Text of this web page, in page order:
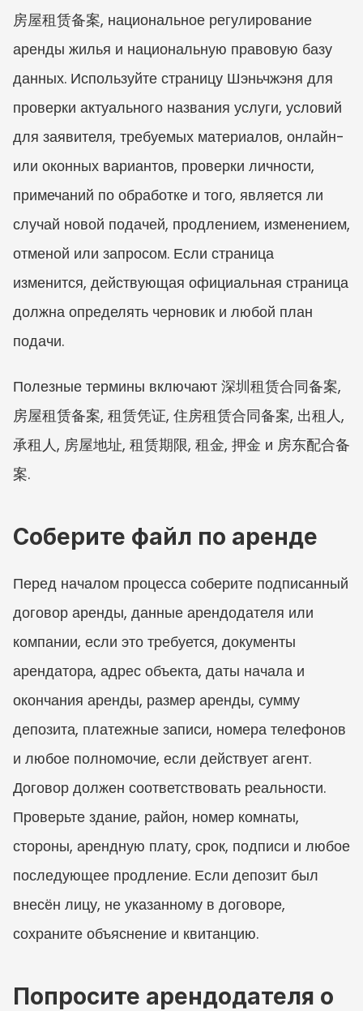
房屋租赁备案, национальное регулирование
аренды жилья и национальную правовую базу
данных. Используйте страницу Шэньчжэня для
проверки актуального названия услуги, условий
для заявителя, требуемых материалов, онлайн-
или оконных вариантов, проверки личности,
примечаний по обработке и того, является ли
случай новой подачей, продлением, изменением,
отменой или запросом. Если страница
изменится, действующая официальная страница
должна определять черновик и любой план
подачи.
Полезные термины включают 深圳租赁合同备案,
房屋租赁备案, 租赁凭证, 住房租赁合同备案, 出租人,
承租人, 房屋地址, 租赁期限, 租金, 押金 и 房东配合备
案.
Соберите файл по аренде
Перед началом процесса соберите подписанный
договор аренды, данные арендодателя или
компании, если это требуется, документы
арендатора, адрес объекта, даты начала и
окончания аренды, размер аренды, сумму
депозита, платежные записи, номера телефонов
и любое полномочие, если действует агент.
Договор должен соответствовать реальности.
Проверьте здание, район, номер комнаты,
стороны, арендную плату, срок, подписи и любое
последующее продление. Если депозит был
внесён лицу, не указанному в договоре,
сохраните объяснение и квитанцию.
Попросите арендодателя о